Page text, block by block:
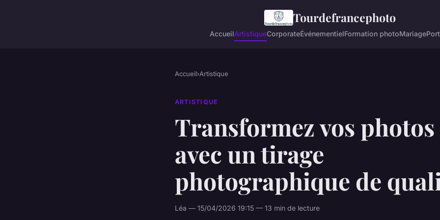
Tourdefrancephoto
AccueilArtistiqueCorporateÉvénementielFormation photoMariage
Accueil›Artistique
ARTISTIQUE
Transformez vos photos
avec un tirage
photographique de
Léa — 15/04/2026 19:15 — 13 min de lecture